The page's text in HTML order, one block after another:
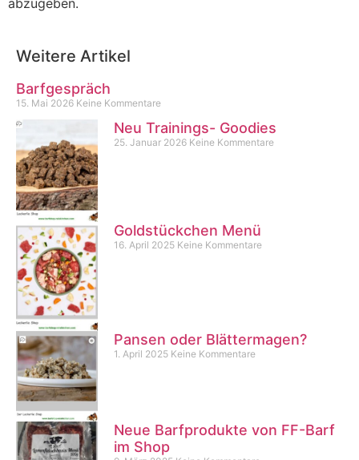
Weitere Artikel
Barfgespräch
15. Mai 2026 Keine Kommentare
Neu Trainings- Goodies
25. Januar 2026 Keine Kommentare
Goldstückchen Menü
16. April 2025 Keine Kommentare
Pansen oder Blättermagen?
1. April 2025 Keine Kommentare
Neue Barfprodukte von FF-Barf
im Shop